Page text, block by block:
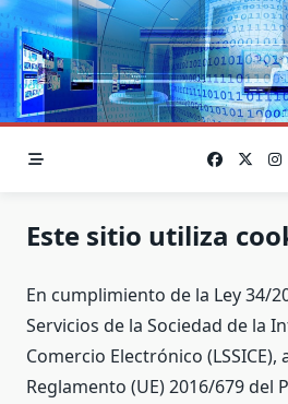
Saltar
al
contenido
Este sitio utiliza
En cumplimiento de la Ley 34/
Servicios de la Sociedad de la
Comercio Electrónico (LSSICE),
Reglamento (UE) 2016/679 del